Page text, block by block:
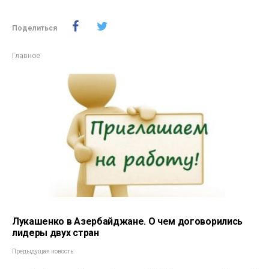
Поделиться
Главное
Лукашенко в Азербайджане. О чем договорились
лидеры двух стран
Предыдущая новость